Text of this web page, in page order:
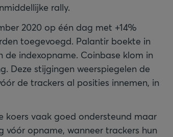
rally.
2020 op één dag met +14%
toegevoegd. Palantir boekte in
de indexopname. Coinbase klom in
Deze stijgingen weerspiegelen de
de trackers al posities innemen, in
koers vaak goed ondersteund maar
opname, wanneer trackers hun